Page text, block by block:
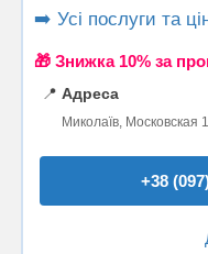
➡️ Усі послуги та
🎁 Знижка 10% за
📍 Адреса
Миколаїв, Московская
+38